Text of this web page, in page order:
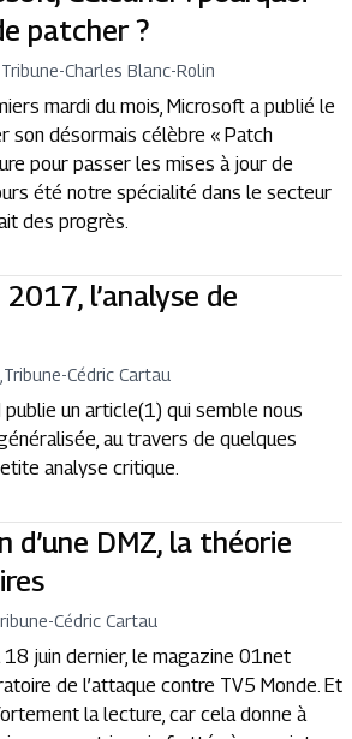
patcher ?
Tribune-Charles Blanc-Rolin
mardi du mois, Microsoft a publié le
son désormais célèbre « Patch
pour passer les mises à jour de
été notre spécialité dans le secteur
des progrès.
l’analyse de
Tribune-Cédric Cartau
publie un article(1) qui semble nous
au travers de quelques
analyse critique.
d’une DMZ, la théorie
-Cédric Cartau
18 juin dernier, le magazine 01net
de l’attaque contre TV5 Monde. Et
la lecture, car cela donne à